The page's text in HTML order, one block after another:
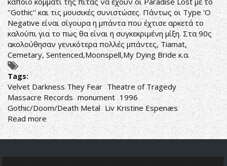
''Gothic'' και τις μουσικές συνιστώσες. Πάντως οι Type 'O
Negative είναι σίγουρα η μπάντα που έχτισε αρκετά το
καλούπι για το πως θα είναι η συγκεκριμένη μίξη. Στα 90ς
ακολούθησαν γενικότερα πολλές μπάντες, Tiamat,
Cemetary, Sentenced,Moonspell,My Dying Bride κ.α.
Tags:
Velvet Darkness They Fear Theatre of Tragedy
Massacre Records monument 1996
Gothic/Doom/Death Metal Liv Kristine Espenæs
Read moreabout
Theatre
of